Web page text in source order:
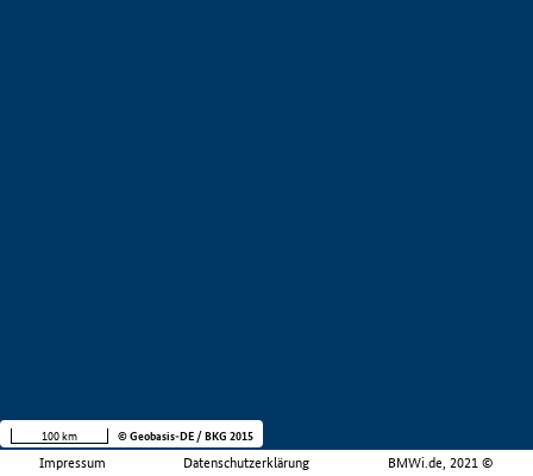
Impressum Datenschutzerklärung BMWi.de, 2021 ©
100 km © Geobasis-DE / BKG 2015